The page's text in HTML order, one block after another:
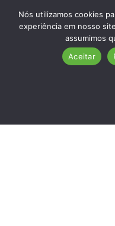
Nós utilizamos cookies
experiência em nosso
assumimos
Aceitar